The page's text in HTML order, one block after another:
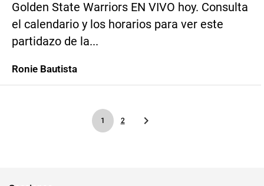
Golden State Warriors EN VIVO hoy. Consulta
el calendario y los horarios para ver este
partidazo de la...
Ronie Bautista
1 2